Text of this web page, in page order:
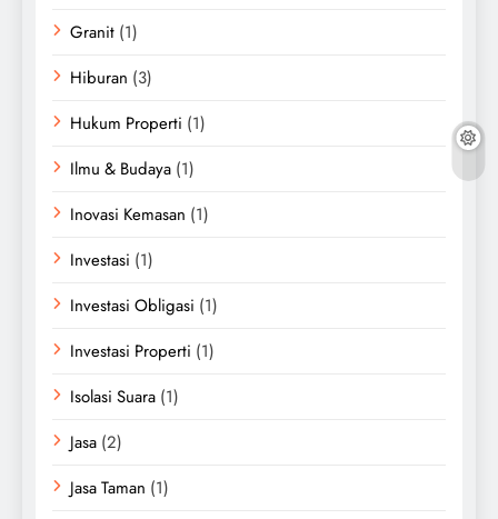
Granit (1)
Hiburan (3)
Hukum Properti (1)
Ilmu & Budaya (1)
Inovasi Kemasan (1)
Investasi (1)
Investasi Obligasi (1)
Investasi Properti (1)
Isolasi Suara (1)
Jasa (2)
Jasa Taman (1)